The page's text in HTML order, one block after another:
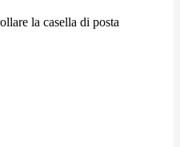
la casella di posta